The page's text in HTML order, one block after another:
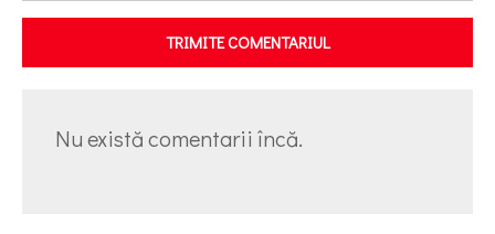
TRIMITE COMENTARIUL
Nu există comentarii încă.